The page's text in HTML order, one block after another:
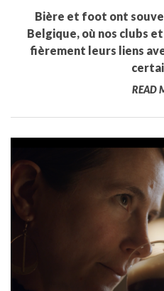
Bière et foot ont
Belgique, où nos clubs
fièrement leurs liens
READ